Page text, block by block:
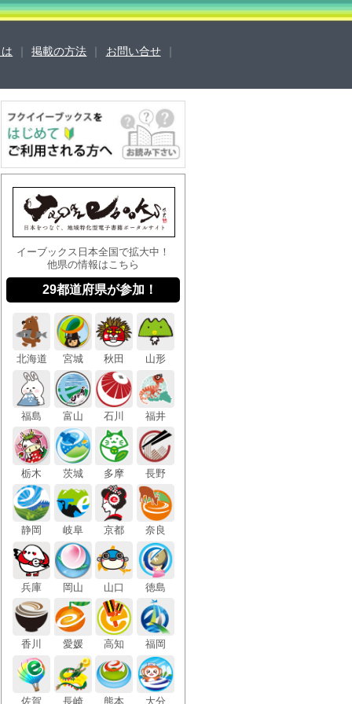
掲載の方法 お問い合せ
会社 ご利用ガイド
よくある質問
せ
掲載の方法
掲載規約
ュリティポリシー
動作環境
イーブックス日本全国で拡大中！
他県の情報はこちら
29都道府県が参加！
北海道 宮城 秋田 山形
福島 富山 石川 福井
栃木 茨城 多摩 長野
静岡 岐阜 京都 奈良
兵庫 岡山 山口 徳島
香川 愛媛 高知 福岡
佐賀 長崎 熊本 大分